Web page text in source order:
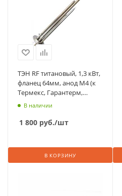
ТЭН RF титановый, 1,3 кВт,
фланец 64мм, анод М4 (к
Термекс, Гарантерм,
плоский нержав. бак)
В наличии
1 800 руб./шт
В КОРЗИНУ